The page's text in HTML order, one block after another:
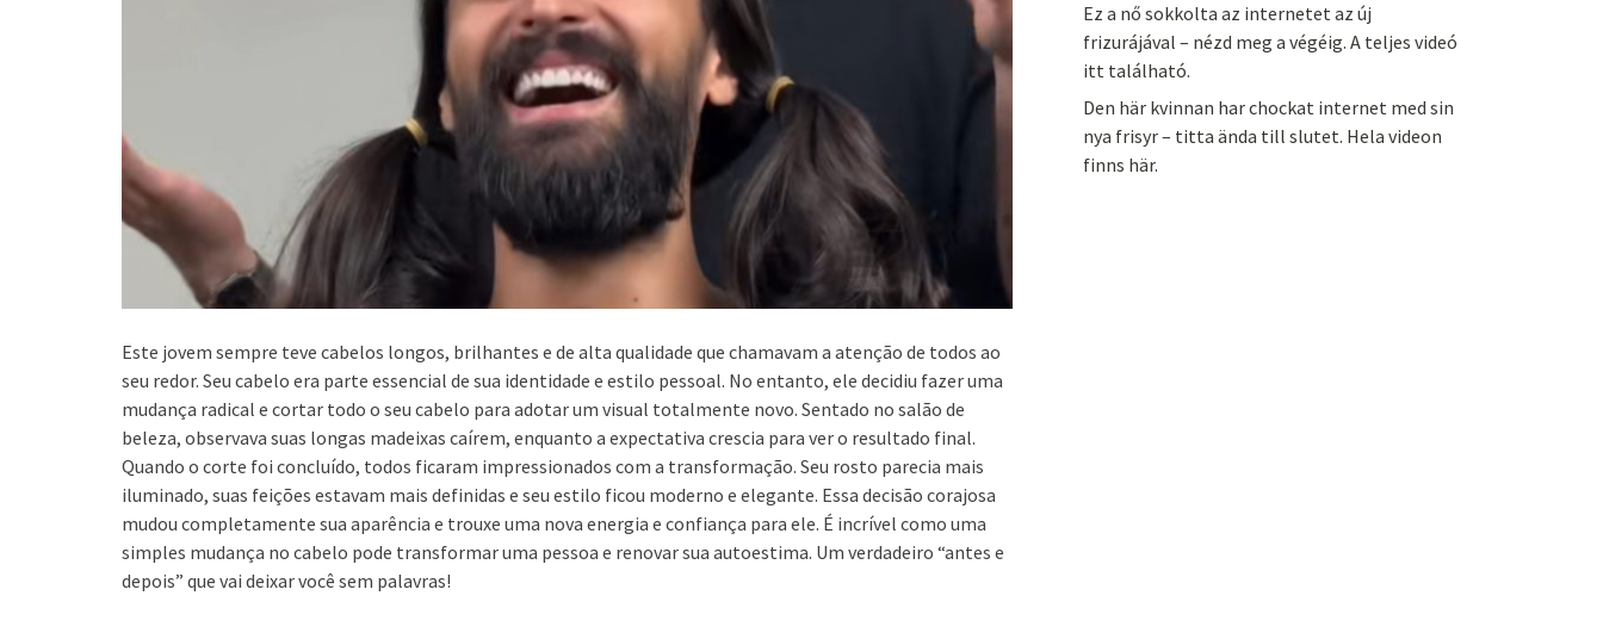
Este jovem sempre teve cabelos longos, brilhantes e de alta qualidade que chamavam a atenção de todos ao
seu redor. Seu cabelo era parte essencial de sua identidade e estilo pessoal. No entanto, ele decidiu fazer uma
mudança radical e cortar todo o seu cabelo para adotar um visual totalmente novo. Sentado no salão de
beleza, observava suas longas madeixas caírem, enquanto a expectativa crescia para ver o resultado final.
Quando o corte foi concluído, todos ficaram impressionados com a transformação. Seu rosto parecia mais
iluminado, suas feições estavam mais definidas e seu estilo ficou moderno e elegante. Essa decisão corajosa
mudou completamente sua aparência e trouxe uma nova energia e confiança para ele. É incrível como uma
simples mudança no cabelo pode transformar uma pessoa e renovar sua autoestima. Um verdadeiro “antes e
depois” que vai deixar você sem palavras!
Ez a nő sokkolta az internetet az új
frizurájával – nézd meg a végéig. A teljes videó
itt található.
Den här kvinnan har chockat internet med sin
nya frisyr – titta ända till slutet. Hela videon
finns här.